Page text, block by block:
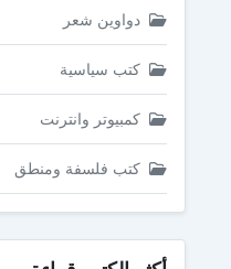
دواوين شعر
كتب سياسية
كمبيوتر وانترنت
كتب فلسفة ومنطق